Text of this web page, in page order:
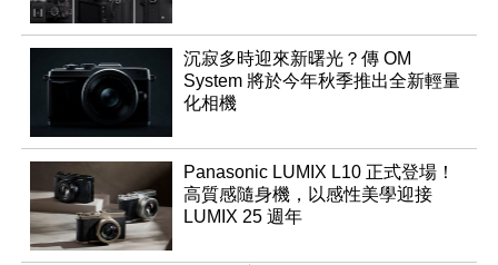
沉寂多時迎來新曙光？傳 OM
System 將於今年秋季推出全新輕量
化相機
Panasonic LUMIX L10 正式登場！
高質感隨身機，以感性美學迎接
LUMIX 25 週年